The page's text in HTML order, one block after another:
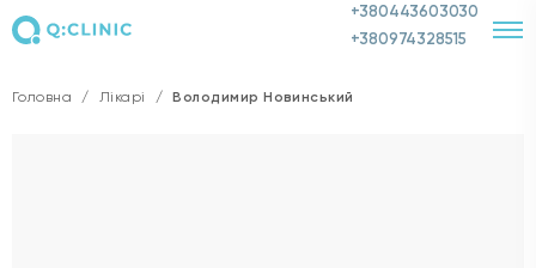
+380443603030
+380974328515
Головна / Лікарі / Володимир Новинський